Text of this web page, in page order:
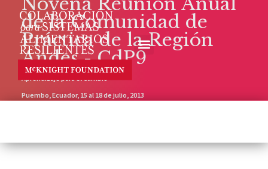
de la Comunidad de
Práctica de la Región
Andes - CdP9
Aprendizaje para el Cambio
Puembo, Ecuador, 15 al 18 de julio, 2013